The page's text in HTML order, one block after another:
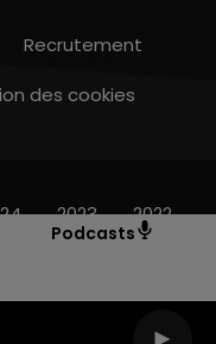
Podcasts
Recrutement
des cookies
2023 2022